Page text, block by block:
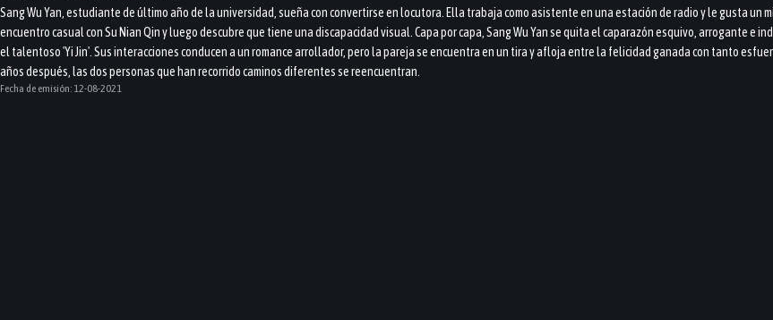
Sang Wu Yan, estudiante de último año de la universidad, sueña con convertirse en locutora. Ella trabaja como asistente en una estación de radio y le gusta un
encuentro casual con Su Nian Qin y luego descubre que tiene una discapacidad visual. Capa por capa, Sang Wu Yan se quita el caparazón esquivo, arrogante e
el talentoso 'Yi Jin'. Sus interacciones conducen a un romance arrollador, pero la pareja se encuentra en un tira y afloja entre la felicidad ganada con tanto
años después, las dos personas que han recorrido caminos diferentes se reencuentran.
Fecha de emisión: 12-08-2021